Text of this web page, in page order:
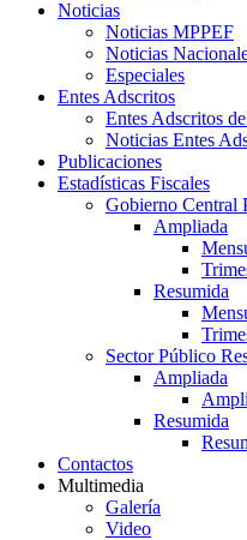
Noticias
Noticias MPPEF
Noticias
Especiales
Entes Adscritos
Entes Adscritos
Noticias Entes
Publicaciones
Estadísticas Fiscales
Gobierno Central
Ampliada
Resumida
Sector Público
Ampliada
Resumida
Contactos
Multimedia
Galería
Video